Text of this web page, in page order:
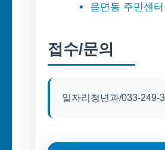
읍면동 주민센
접수/문의
일자리청년과/033-249-